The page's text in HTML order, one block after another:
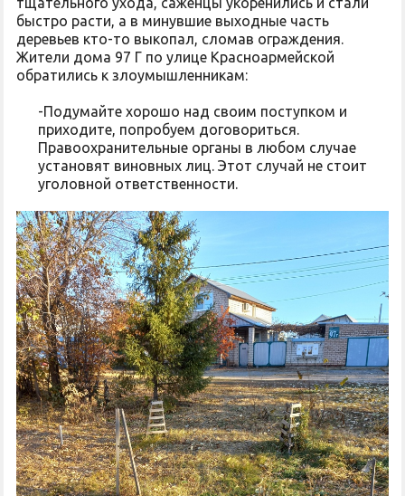
быстро расти, а в минувшие выходные часть
деревьев кто-то выкопал, сломав ограждения.
Жители дома 97 Г по улице Красноармейской
обратились к злоумышленникам:
-Подумайте хорошо над своим поступком и
приходите, попробуем договориться.
Правоохранительные органы в любом случае
установят виновных лиц. Этот случай не стоит
уголовной ответственности.